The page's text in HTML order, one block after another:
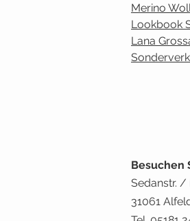
Merino
Lookbook
Lana
Besuchen
Sedanstr. /
31061